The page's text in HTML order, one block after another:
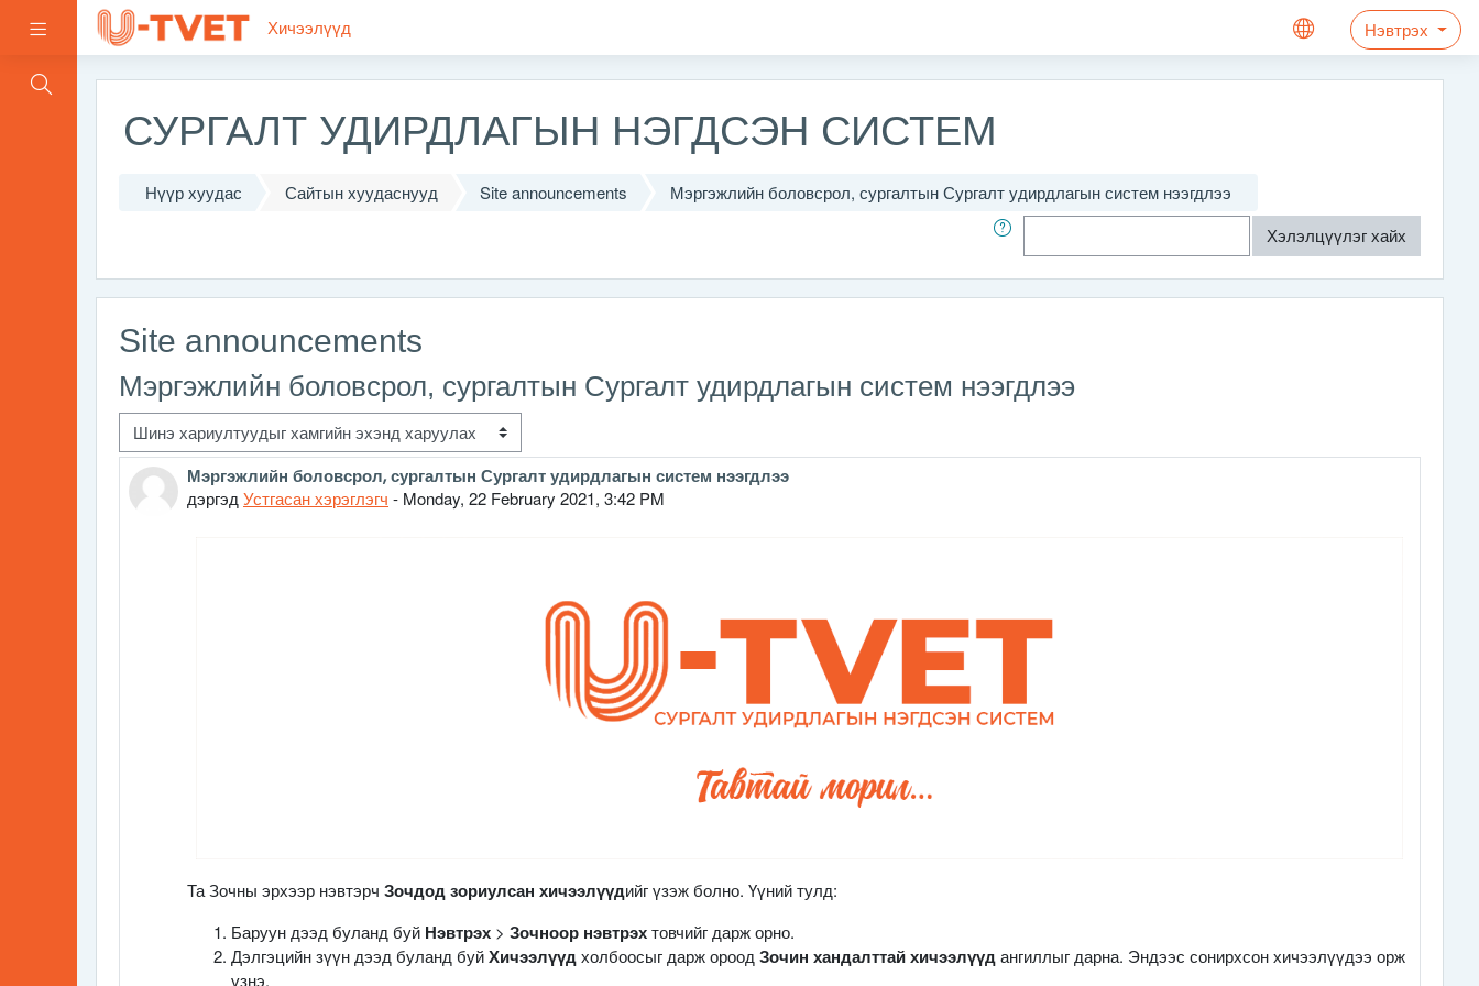
Хажуугийн самбар Хичээлүүд Нэвтрэх
Үндсэн агуулга руу шилжих
СУРГАЛТ УДИРДЛАГЫН НЭГДСЭН СИСТЕМ
Нүүр хуудас Сайтын хуудаснууд Site announcements
Мэргэжлийн боловсрол, сургалтын Сургалт удирдлагын систем нээгдлээ
Хайх
Хэлэлцүүлэг хайх
Site announcements
Мэргэжлийн боловсрол, сургалтын Сургалт удирдлагын систем нээгдлээ
Харуулах горим
Мэргэжлийн боловсрол, сургалтын Сургалт удирдлагын систем нээгдлээ
дэргэд Устгасан хэрэглэгч - Monday, 22 February 2021, 3:42 PM
Хариу нийтлэлийн тоо: 0
Та Зочны эрхээр нэвтэрч Зочдод зориулсан хичээлүүдийг үзэж болно. Үүний тулд:
Баруун дээд буланд буй Нэвтрэх > Зочноор нэвтрэхтовчийг дарж орно.
Дэлгэцийн зүүн дээд буланд буйХичээлүүдхолбоосыг дарж ороод Зочин хандалттай хичээлүүдангиллыг дарна. Эндээс сонирхсон хичээлүүдээ орж
үзнэ.